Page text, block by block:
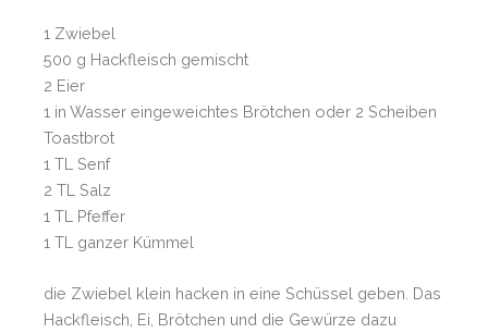
1 Zwiebel
500 g Hackfleisch gemischt
2 Eier
1 in Wasser eingeweichtes Brötchen oder 2 Scheiben
Toastbrot
1 TL Senf
2 TL Salz
1 TL Pfeffer
1 TL ganzer Kümmel
die Zwiebel klein hacken in eine Schüssel geben. Das
Hackfleisch, Ei, Brötchen und die Gewürze dazu